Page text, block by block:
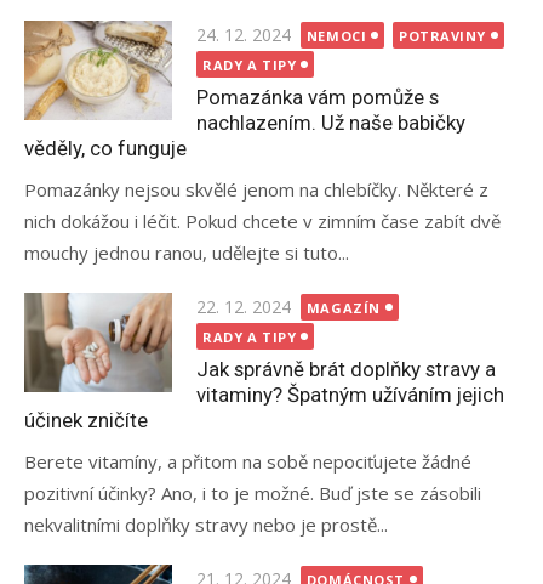
Posted
on
24. 12. 2024 NEMOCI
POTRAVINY
RADY A TIPY
Pomazánka vám pomůže s
nachlazením. Už naše babičky
věděly, co funguje
Pomazánky nejsou skvělé jenom na chlebíčky. Některé z
nich dokážou i léčit. Pokud chcete v zimním čase zabít dvě
mouchy jednou ranou, udělejte si tuto...
Posted
on
22. 12. 2024
MAGAZÍN
RADY A TIPY
Jak správně brát doplňky stravy a
vitaminy? Špatným užíváním jejich
účinek zničíte
Berete vitamíny, a přitom na sobě nepociťujete žádné
pozitivní účinky? Ano, i to je možné. Buď jste se zásobili
nekvalitními doplňky stravy nebo je prostě...
Posted
21. 12. 2024
DOMÁCNOST